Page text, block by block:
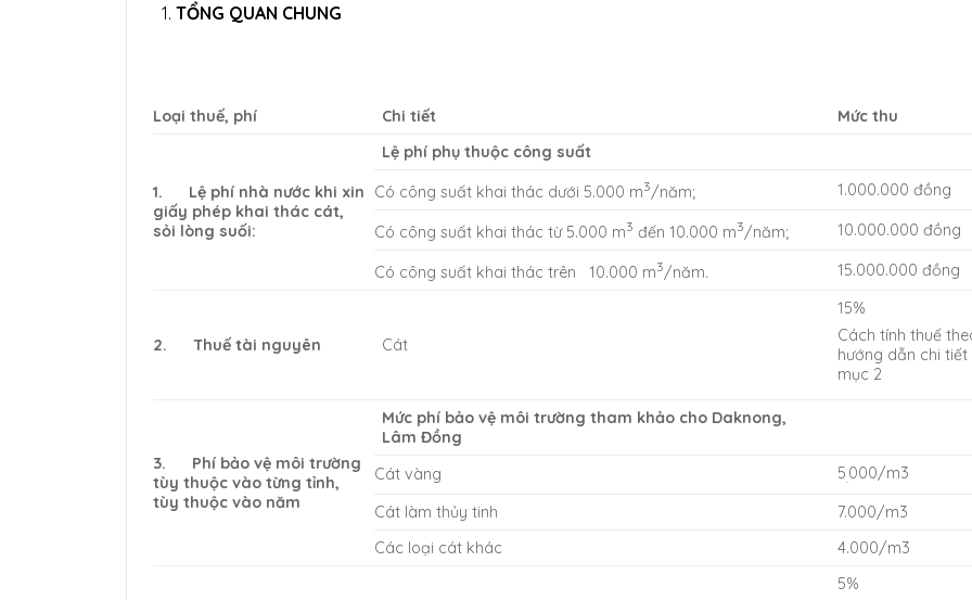
TỔNG QUAN CHUNG
Loại thuế, phí Chi tiết Mức thu
1. Lệ phí nhà nước khi xin
giấy phép khai thác cát,
sỏi lòng suối:
Lệ phí phụ thuộc công suất
Có công suất khai thác dưới 5.000 m3/năm; 1.000.000 đồng
Có công suất khai thác từ 5.000 m3 đến 10.000 m3/năm; 10.000.000 đồng
Có công suất khai thác trên 10.000 m3/năm. 15.000.000 đồng
2. Thuế tài nguyên Cát
15%
Cách tính thuế
hướng dẫn chi tiết
mục 2
3. Phí bảo vệ môi trường
tùy thuộc vào từng tỉnh,
tùy thuộc vào năm
Mức phí bảo vệ môi trường tham khảo cho Daknong,
Lâm Đồng
Cát vàng
5.000/m3
Cát làm thủy tinh
7.000/m3
Các loại cát khác
4.000/m3
5%